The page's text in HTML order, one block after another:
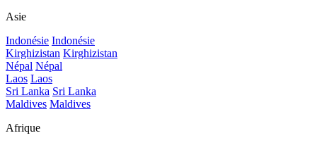
Asie
Indonésie Indonésie
Kirghizistan Kirghizistan
Népal Népal
Laos Laos
Sri Lanka Sri Lanka
Maldives Maldives
Afrique